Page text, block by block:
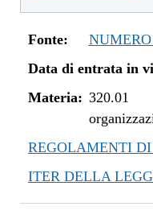
dal 13/01/2016 al
dal 11/08/2015 al
dal 01/01/2015 al
dal 06/11/2014 al
Fonte:
Data di entrata in
Materia: 320.01
REGOLAMENTI
ITER DELLA